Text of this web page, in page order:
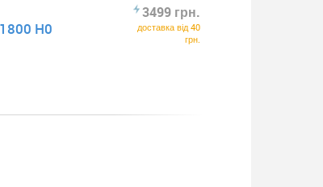
3499 грн.
доставка від 40
грн.
H0